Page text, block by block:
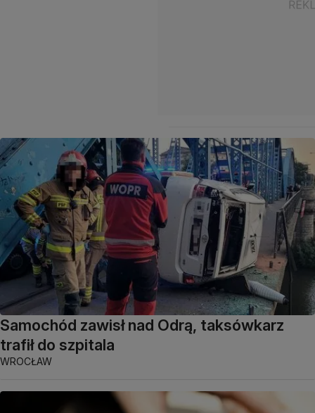
Samochód zawisł nad Odrą, taksówkarz
trafił do szpitala
WROCŁAW